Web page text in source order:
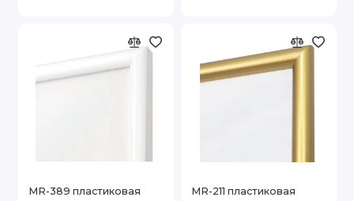
MR-389 пластиковая
MR-211 пластиковая